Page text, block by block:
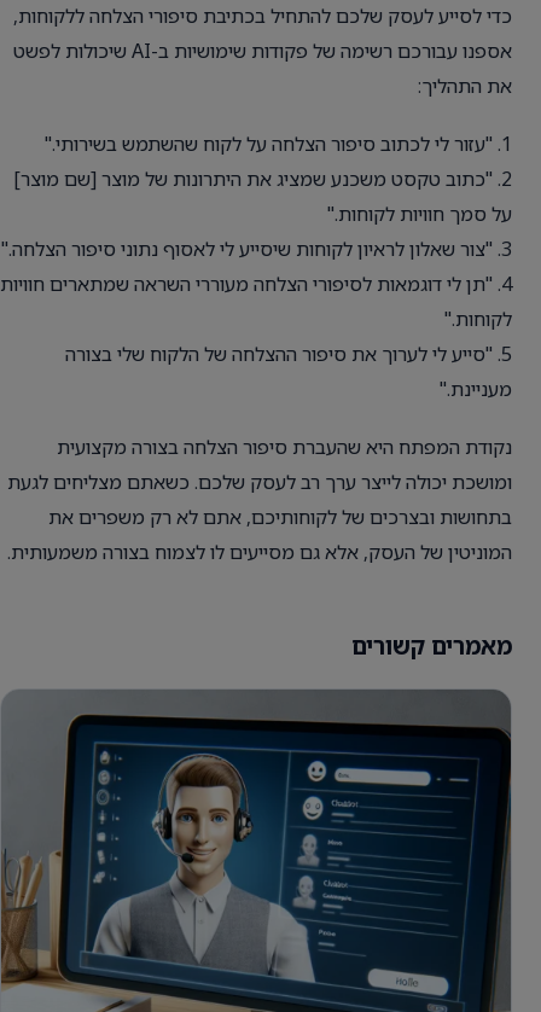
כדי לסייע לעסק שלכם להתחיל בכתיבת סיפורי הצלחה ללקוחות,
אספנו עבורכם רשימה של פקודות שימושיות ב-AI שיכולות לפשט
את התהליך:
1. "עזור לי לכתוב סיפור הצלחה על לקוח שהשתמש בשירותי."
2. "כתוב טקסט משכנע שמציג את היתרונות של מוצר [שם מוצר]
על סמך חוויות לקוחות."
3. "צור שאלון לראיון לקוחות שיסייע לי לאסוף נתוני סיפור הצלחה."
4. "תן לי דוגמאות לסיפורי הצלחה מעוררי השראה שמתארים חוויות
לקוחות."
5. "סייע לי לערוך את סיפור ההצלחה של הלקוח שלי בצורה
מעניינת."
נקודת המפתח היא שהעברת סיפור הצלחה בצורה מקצועית
ומושכת יכולה לייצר ערך רב לעסק שלכם. כשאתם מצליחים לגעת
בתחושות ובצרכים של לקוחותיכם, אתם לא רק משפרים את
המוניטין של העסק, אלא גם מסייעים לו לצמוח בצורה משמעותית.
מאמרים קשורים